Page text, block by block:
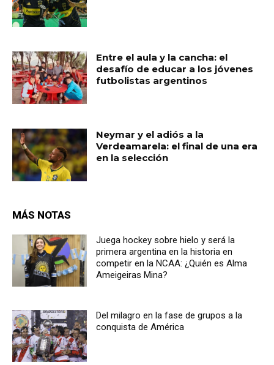
Entre el aula y la cancha: el
desafío de educar a los jóvenes
futbolistas argentinos
Neymar y el adiós a la
Verdeamarela: el final de una era
en la selección
MÁS NOTAS
Juega hockey sobre hielo y será la
primera argentina en la historia en
competir en la NCAA: ¿Quién es Alma
Ameigeiras Mina?
Del milagro en la fase de grupos a la
conquista de América